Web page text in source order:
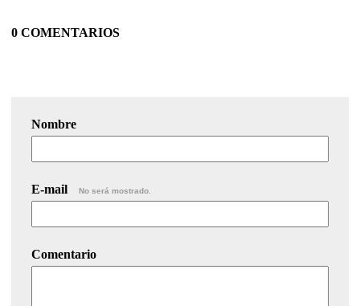
0 COMENTARIOS
Nombre
E-mail No será mostrado.
Comentario